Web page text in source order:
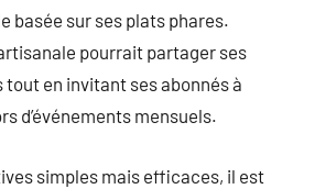
basée sur ses plats phares.
pourrait partager ses
en invitant ses abonnés à
d’événements mensuels.
simples mais efficaces, il est